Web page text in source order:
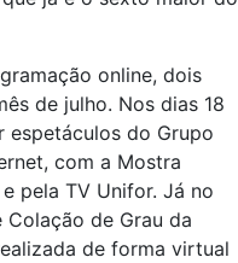
online, dois
de julho. Nos dias 18
do Grupo
com a Mostra
pela TV Unifor. Já no
de Grau da
de forma virtual